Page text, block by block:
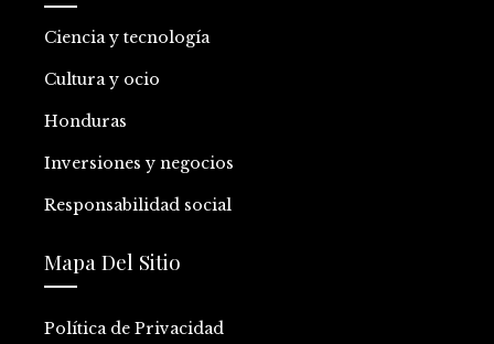
Ciencia y tecnología
Cultura y ocio
Honduras
Inversiones y negocios
Responsabilidad social
Mapa Del Sitio
Política de Privacidad